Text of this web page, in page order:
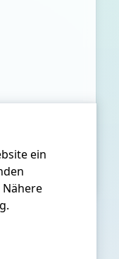
ein